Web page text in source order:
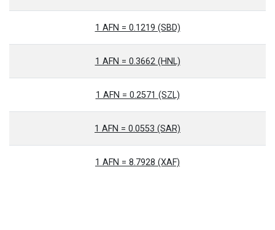
1 AFN = 0.1219 (SBD)
1 AFN = 0.3662 (HNL)
1 AFN = 0.2571 (SZL)
1 AFN = 0.0553 (SAR)
1 AFN = 8.7928 (XAF)